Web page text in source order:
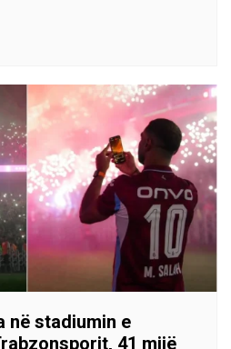
në stadiumin e
41 mijë